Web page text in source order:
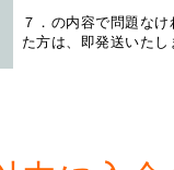
７．の内容で問題な
た方は、即発送いたし